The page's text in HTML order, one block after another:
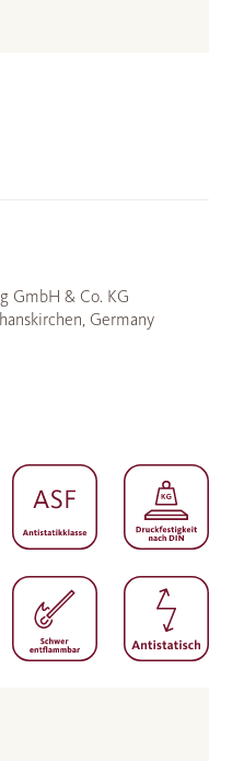
GmbH & Co. KG
Germany